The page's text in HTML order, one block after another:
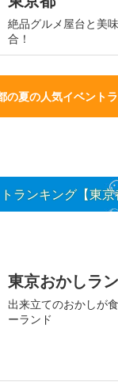
絶品グルメ屋台と美
合！
の夏の人気イベント
ランキング【東京
東京おかしラ
出来立てのおかしが
ーランド